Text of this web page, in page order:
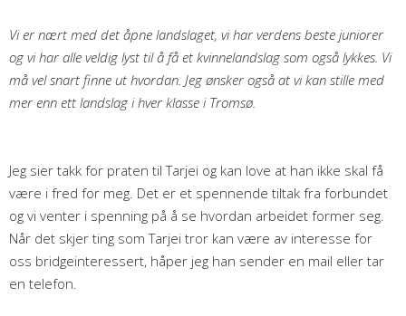
Vi er nært med det åpne landslaget, vi har verdens beste juniorer
og vi har alle veldig lyst til å få et kvinnelandslag som også lykkes. Vi
må vel snart finne ut hvordan. Jeg ønsker også at vi kan stille med
mer enn ett landslag i hver klasse i Tromsø.
Jeg sier takk for praten til Tarjei og kan love at han ikke skal få
være i fred for meg. Det er et spennende tiltak fra forbundet
og vi venter i spenning på å se hvordan arbeidet former seg.
Når det skjer ting som Tarjei tror kan være av interesse for
oss bridgeinteressert, håper jeg han sender en mail eller tar
en telefon.